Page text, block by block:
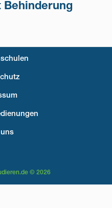
© 2026